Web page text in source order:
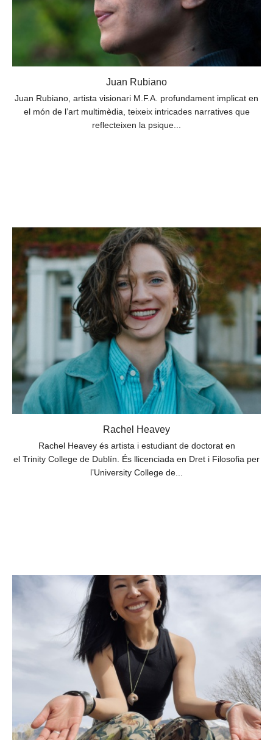
Juan Rubiano
Juan Rubiano, artista visionari M.F.A. profundament implicat en
el món de l’art multimèdia, teixeix intricades narratives que
reflecteixen la psique...
Rachel Heavey
Rachel Heavey és artista i estudiant de doctorat en
el Trinity College de Dublín. És llicenciada en Dret i Filosofia per
l’University College de...